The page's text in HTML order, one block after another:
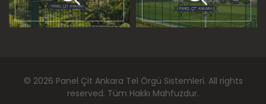
© 2026 Panel Çit Ankara Tel Örgü Sistemleri. All rights
reserved. Tüm Hakkı Mahfuzdur.